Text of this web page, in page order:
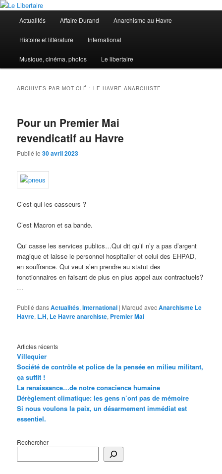
Aller
contenu
principal
Aller
contenu
secondaireLe Libertaire
principal
Actualités Affaire Durand Anarchisme au Havre
Histoire et littérature International
Musique, cinéma, photos Le libertaire
ARCHIVES PAR MOT-CLÉ :LE HAVRE ANARCHISTE
Pour un Premier Mai
revendicatif au Havre
Publié le30 avril 2023
C’est qui les casseurs ?
C’est Macron et sa bande.
Qui casse les services publics…Qui dit qu’il n’y a pas d’argent
magique et laisse le personnel hospitalier et celui des EHPAD,
en souffrance. Qui veut s’en prendre au statut des
fonctionnaires en faisant de plus en plus appel aux contractuels?
…
Publié dansActualités,International | Marqué avecAnarchisme Le
Havre, L.H, Le Havre anarchiste, Premier Mai
Articles récents
Villequier
Société de contrôle et police de la pensée en milieu militant,
ça suffit !
La renaissance…de notre conscience humaine
Dérèglement climatique: les gens n’ont pas de mémoire
Si nous voulons la paix, un désarmement immédiat est
essentiel.
Rechercher